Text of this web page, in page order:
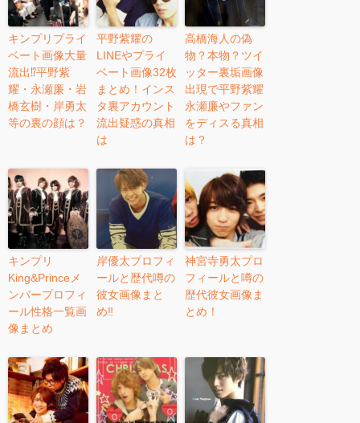
キンプリプライ
ベート画像大量
流出⁉︎平野紫
耀・永瀬廉・岩
橋玄樹・岸勇太
等の裏の顔は？
平野紫耀の
LINEやプライ
ベート画像32枚
まとめ！インス
タ裏アカウント
流出疑惑の真相
は
高橋海人の偽
物？本物？ツイ
ッター裏垢画像
出現で平野紫耀
永瀬廉やファン
をディスる真相
は？
キンプリ
King&Princeメ
ンバープロフィ
ール性格一覧画
像まとめ
岸優太プロフィ
ールと歴代噂の
彼女画像まと
め‼︎
神宮寺勇太プロ
フィールと噂の
歴代彼女画像ま
とめ！